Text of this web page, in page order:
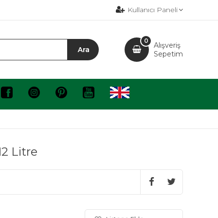
Kullanıcı Paneli
Alışveriş
Sepetim
0
Litre